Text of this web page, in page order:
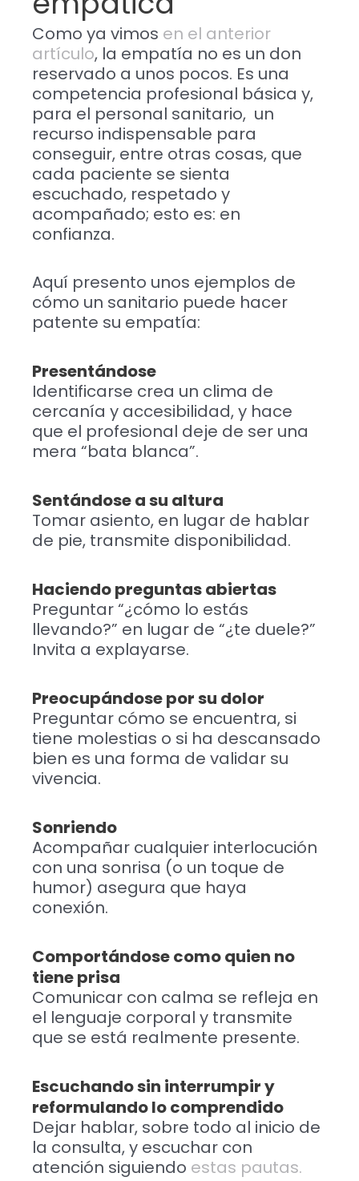
Como ya vimos en el anterior
artículo, la empatía no es un don
reservado a unos pocos. Es una
competencia profesional básica y,
para el personal sanitario, un
recurso indispensable para
conseguir, entre otras cosas, que
cada paciente se sienta
escuchado, respetado y
acompañado; esto es: en
confianza.
Aquí presento unos ejemplos de
cómo un sanitario puede hacer
patente su empatía:
Presentándose
Identificarse crea un clima de
cercanía y accesibilidad, y hace
que el profesional deje de ser una
mera “bata blanca”.
Sentándose a su altura
Tomar asiento, en lugar de hablar
de pie, transmite disponibilidad.
Haciendo preguntas abiertas
Preguntar “¿cómo lo estás
llevando?” en lugar de “¿te duele?”
Invita a explayarse.
Preocupándose por su dolor
Preguntar cómo se encuentra, si
tiene molestias o si ha descansado
bien es una forma de validar su
vivencia.
Sonriendo
Acompañar cualquier interlocución
con una sonrisa (o un toque de
humor) asegura que haya
conexión.
Comportándose como quien no
tiene prisa
Comunicar con calma se refleja en
el lenguaje corporal y transmite
que se está realmente presente.
Escuchando sin interrumpir y
reformulando lo comprendido
Dejar hablar, sobre todo al inicio de
la consulta, y escuchar con
atención siguiendo estas pautas.